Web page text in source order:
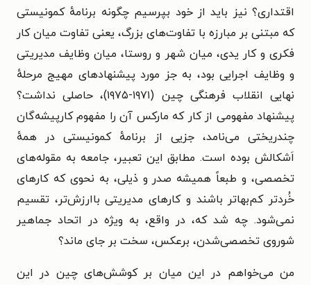
اقتداری؟ نیز باید از خود بپرسیم چگونه برنامهٔ کمونیستی
که مبتنی بر مبارزه با تفاوت‌های بزرگ، یعنی تفاوت میان کار
فکری و کار یدی، میان شهر و روستا، میان وظایف مدیریتی
و وظایف اجرایی بود، به جز مورد پیشنهادهای مهیج مرحلهٔ
نهایی انقلاب فرهنگی چین (۱۹۷۱-۱۹۷۵)، حاصلی نداشت؟
پیشنهاد مفهومی از کار که مارکس آن را مفهوم کارپیشه‌گان
چندریختی می‌نامد، جزیی از برنامهٔ کمونیستی در همهٔ
اَشکالش بوده است. مطابق این تعبیر، جامعه به مقوله‌های
تخصصی، و طبعاً همیشه صدر و ذیلی، به نحوی که کارهای
خُردتر کم‌بهاتر باشند و کارهای مدیریتی باارزش‌تر، تقسیم
نمی‌شود. چه شد که، در واقع، به ویژه در اتحاد جماهیر
شوروی تخصصی‌شدن، برعکس، سخت بر جای ماند؟
من می‌خواهم در این میان بر کوشش‌های چین در این